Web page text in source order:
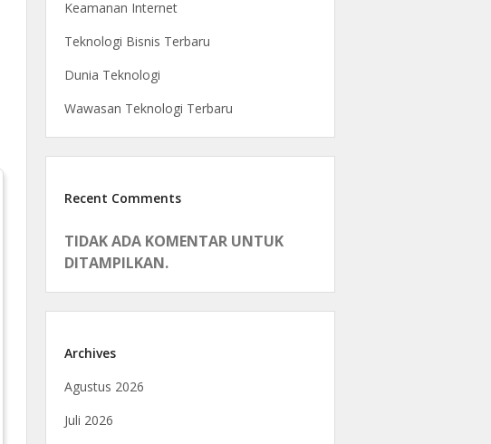
Keamanan Internet
Teknologi Bisnis Terbaru
Dunia Teknologi
Wawasan Teknologi Terbaru
Recent Comments
TIDAK ADA KOMENTAR UNTUK
DITAMPILKAN.
Archives
Agustus 2026
Juli 2026